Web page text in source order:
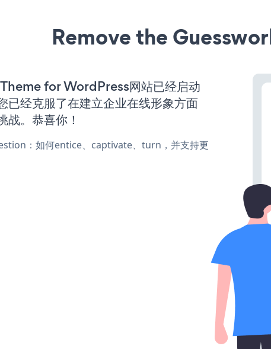
Remove the
for WordPress网站已经启动
已经克服了在建立企业在线形象方面
战。恭喜你！
：如何entice、captivate、turn，并支持更